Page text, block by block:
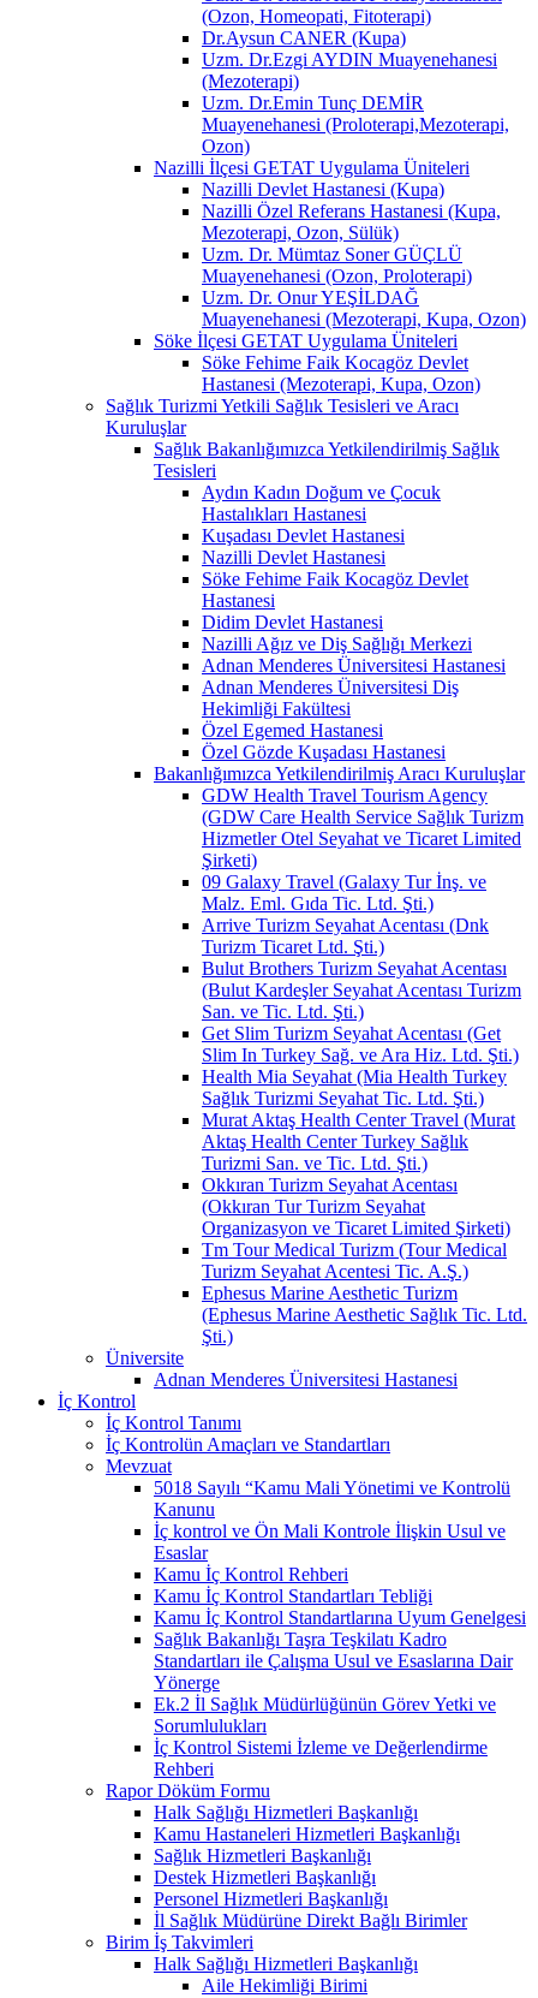
(Ozon, Homeopati, Fitoterapi)
Dr.Aysun CANER (Kupa)
Uzm. Dr.Ezgi AYDIN Muayenehanesi
(Mezoterapi)
Uzm. Dr.Emin Tunç DEMİR
Muayenehanesi (Proloterapi,Mezoterapi,
Ozon)
Nazilli İlçesi GETAT Uygulama Üniteleri
Nazilli Devlet Hastanesi (Kupa)
Nazilli Özel Referans Hastanesi (Kupa,
Mezoterapi, Ozon, Sülük)
Uzm. Dr. Mümtaz Soner GÜÇLÜ
Muayenehanesi (Ozon, Proloterapi)
Uzm. Dr. Onur YEŞİLDAĞ
Muayenehanesi (Mezoterapi, Kupa, Ozon)
Söke İlçesi GETAT Uygulama Üniteleri
Söke Fehime Faik Kocagöz Devlet
Hastanesi (Mezoterapi, Kupa, Ozon)
Sağlık Turizmi Yetkili Sağlık Tesisleri ve Aracı
Kuruluşlar
Sağlık Bakanlığımızca Yetkilendirilmiş Sağlık
Tesisleri
Aydın Kadın Doğum ve Çocuk
Hastalıkları Hastanesi
Kuşadası Devlet Hastanesi
Nazilli Devlet Hastanesi
Söke Fehime Faik Kocagöz Devlet
Hastanesi
Didim Devlet Hastanesi
Nazilli Ağız ve Diş Sağlığı Merkezi
Adnan Menderes Üniversitesi Hastanesi
Adnan Menderes Üniversitesi Diş
Hekimliği Fakültesi
Özel Egemed Hastanesi
Özel Gözde Kuşadası Hastanesi
Bakanlığımızca Yetkilendirilmiş Aracı Kuruluşlar
GDW Health Travel Tourism Agency
(GDW Care Health Service Sağlık Turizm
Hizmetler Otel Seyahat ve Ticaret Limited
Şirketi)
09 Galaxy Travel (Galaxy Tur İnş. ve
Malz. Eml. Gıda Tic. Ltd. Şti.)
Arrive Turizm Seyahat Acentası (Dnk
Turizm Ticaret Ltd. Şti.)
Bulut Brothers Turizm Seyahat Acentası
(Bulut Kardeşler Seyahat Acentası Turizm
San. ve Tic. Ltd. Şti.)
Get Slim Turizm Seyahat Acentası (Get
Slim In Turkey Sağ. ve Ara Hiz. Ltd. Şti.)
Health Mia Seyahat (Mia Health Turkey
Sağlık Turizmi Seyahat Tic. Ltd. Şti.)
Murat Aktaş Health Center Travel (Murat
Aktaş Health Center Turkey Sağlık
Turizmi San. ve Tic. Ltd. Şti.)
Okkıran Turizm Seyahat Acentası
(Okkıran Tur Turizm Seyahat
Organizasyon ve Ticaret Limited Şirketi)
Tm Tour Medical Turizm (Tour Medical
Turizm Seyahat Acentesi Tic. A.Ş.)
Ephesus Marine Aesthetic Turizm
(Ephesus Marine Aesthetic Sağlık Tic. Ltd.
Şti.)
Üniversite
Adnan Menderes Üniversitesi Hastanesi
İç Kontrol
İç Kontrol Tanımı
İç Kontrolün Amaçları ve Standartları
Mevzuat
5018 Sayılı “Kamu Mali Yönetimi ve Kontrolü
Kanunu
İç kontrol ve Ön Mali Kontrole İlişkin Usul ve
Esaslar
Kamu İç Kontrol Rehberi
Kamu İç Kontrol Standartları Tebliği
Kamu İç Kontrol Standartlarına Uyum Genelgesi
Sağlık Bakanlığı Taşra Teşkilatı Kadro
Standartları ile Çalışma Usul ve Esaslarına Dair
Yönerge
Ek.2 İl Sağlık Müdürlüğünün Görev Yetki ve
Sorumlulukları
İç Kontrol Sistemi İzleme ve Değerlendirme
Rehberi
Rapor Döküm Formu
Halk Sağlığı Hizmetleri Başkanlığı
Kamu Hastaneleri Hizmetleri Başkanlığı
Sağlık Hizmetleri Başkanlığı
Destek Hizmetleri Başkanlığı
Personel Hizmetleri Başkanlığı
İl Sağlık Müdürüne Direkt Bağlı Birimler
Birim İş Takvimleri
Halk Sağlığı Hizmetleri Başkanlığı
Aile Hekimliği Birimi